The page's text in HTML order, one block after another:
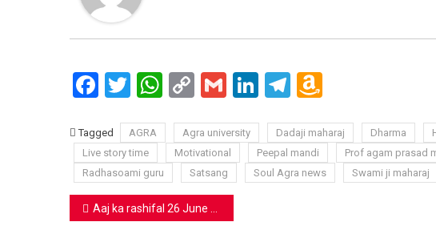
Facebook
Twitter
WhatsApp
CopyGmailLinkedIn
Telegram
List
Tagged AGRA Agra university Dadaji maharaj Dharma
Live story time
Motivational Peepal mandi Prof agam prasad
Radhasoami guru
Satsang Soul Agra news Swami ji maharaj
Post
Aaj ka rashifal 26 June 2020: इस राशि वाले लोगों को मिलेगा मान-सम्मान